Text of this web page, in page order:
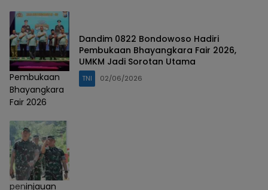
Pembukaan
Bhayangkara
Fair 2026
Dandim 0822 Bondowoso Hadiri
Pembukaan Bhayangkara Fair 2026,
UMKM Jadi Sorotan Utama
TNI 02/06/2026
peninjauan